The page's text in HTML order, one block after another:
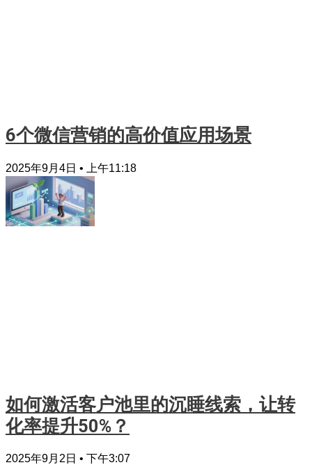
6个微信营销的高价值应用场景
2025年9月4日 上午11:18
如何激活客户池里的沉睡线索，让转
化率提升50%？
2025年9月2日 下午3:07